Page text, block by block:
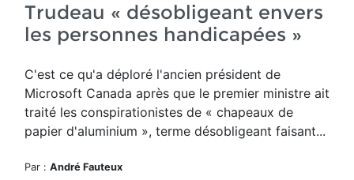
Trudeau « désobligeant envers
les personnes handicapées »
C'est ce qu'a déploré l'ancien président de
Microsoft Canada après que le premier ministre ait
traité les conspirationistes de « chapeaux de
papier d'aluminium », terme désobligeant faisant...
Par : André Fauteux